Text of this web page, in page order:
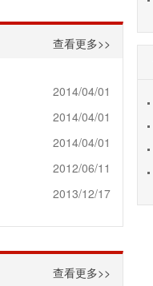
查看更多>>
2014/04/01
2014/04/01
2014/04/01
2012/06/11
2013/12/17
查看更多>>